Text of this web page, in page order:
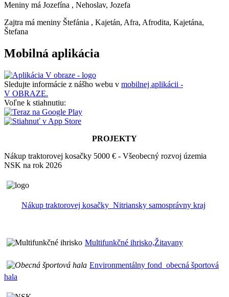
Meniny má Jozefína , Nehoslav, Jozefa
Zajtra má meniny Štefánia , Kajetán, Afra, Afrodita, Kajetána,
Štefana
Mobilná aplikácia
Sledujte informácie z nášho webu v mobilnej aplikácii -
V OBRAZE.
Voľne k stiahnutiu:
PROJEKTY
Nákup traktorovej kosačky 5000 € - Všeobecný rozvoj územia
NSK na rok 2026
Nákup traktorovej kosačky_Nitriansky samosprávny kraj
Multifunkčné ihrisko,Žitavany
Environmentálny fond_obecná športová
hala